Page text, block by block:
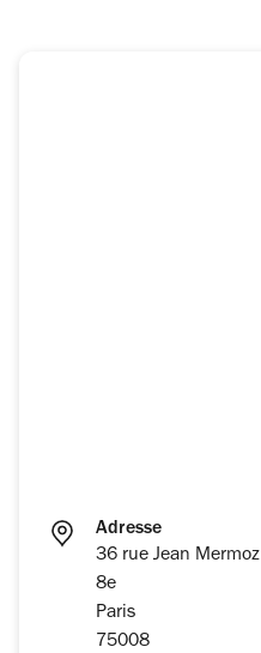
Adresse
36 rue Jean Mermoz
8e
Paris
75008